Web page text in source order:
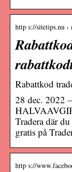
http s://sitetips.nu ›
Rabattkod
28 dec. 2022
Tradera där
gratis på
http s://